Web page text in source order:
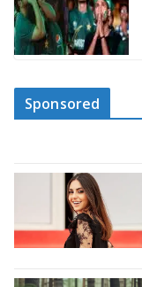
Sponsored